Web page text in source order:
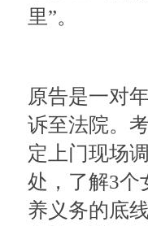
里”。
原告是一对
诉至法院。
定上门现场
处，了解3个
养义务的底